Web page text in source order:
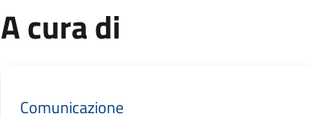
A cura di
Comunicazione